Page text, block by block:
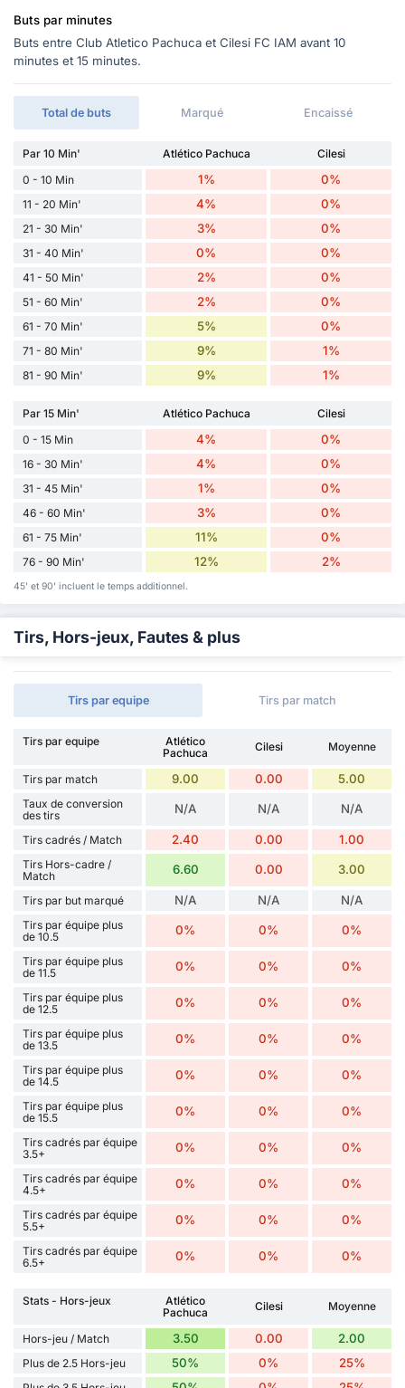
Buts par minutes
Buts entre Club Atletico Pachuca et Cilesi FC IAM avant 10
minutes et 15 minutes.
Total de buts Marqué Encaissé
Par 10 Min' Atlético Pachuca
Cilesi
0 - 10 Min
1% 0%
11 - 20 Min' 4% 0%
21 - 30 Min' 3% 0%
31 - 40 Min' 0% 0%
41 - 50 Min' 2% 0%
51 - 60 Min' 2% 0%
61 - 70 Min' 5% 0%
71 - 80 Min' 9% 1%
81 - 90 Min' 9% 1%
Par 15 Min' Atlético Pachuca
Cilesi
0 - 15 Min
4% 0%
16 - 30 Min' 4% 0%
31 - 45 Min' 1% 0%
46 - 60 Min' 3% 0%
61 - 75 Min' 11% 0%
76 - 90 Min' 12% 2%
45' et 90' incluent le temps additionnel.
Tirs, Hors-jeux, Fautes & plus
Tirs par equipe Tirs par match
Tirs par equipe
Atlético
Pachuca
Cilesi Moyenne
Tirs par match 9.00 0.00 5.00
Taux de conversion
des tirs
N/A N/A N/A
Tirs cadrés / Match 2.40 0.00 1.00
Tirs Hors-cadre /
Match
6.60 0.00 3.00
Tirs par but marqué N/A N/A N/A
Tirs par équipe plus
de 10.5
0% 0% 0%
Tirs par équipe plus
de 11.5
0% 0% 0%
Tirs par équipe plus
de 12.5
0% 0% 0%
Tirs par équipe plus
de 13.5
0% 0% 0%
Tirs par équipe plus
de 14.5
0% 0% 0%
Tirs par équipe plus
de 15.5
0% 0% 0%
Tirs cadrés par équipe
3.5+
0% 0% 0%
Tirs cadrés par équipe
4.5+
0% 0% 0%
Tirs cadrés par équipe
5.5+
0% 0% 0%
Tirs cadrés par équipe
6.5+
0% 0% 0%
Stats - Hors-jeux
Atlético
Pachuca
Cilesi Moyenne
Hors-jeu / Match 3.50 0.00 2.00
Plus de 2.5 Hors-jeu 50% 0% 25%